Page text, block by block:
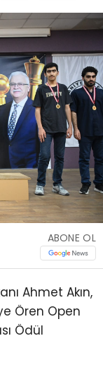
ABONE OL
Ahmet Akın,
Ören Open
Ödül